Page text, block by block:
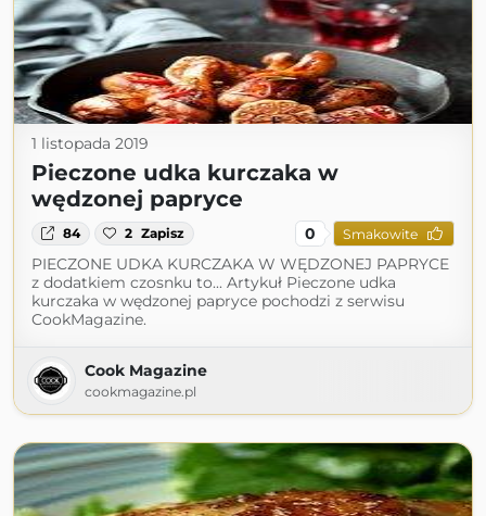
1 listopada 2019
Pieczone udka kurczaka w
wędzonej papryce
84 2 Zapisz 0 Smakowite
PIECZONE UDKA KURCZAKA W WĘDZONEJ PAPRYCE
z dodatkiem czosnku to... Artykuł Pieczone udka
kurczaka w wędzonej papryce pochodzi z serwisu
CookMagazine.
Cook Magazine
cookmagazine.pl